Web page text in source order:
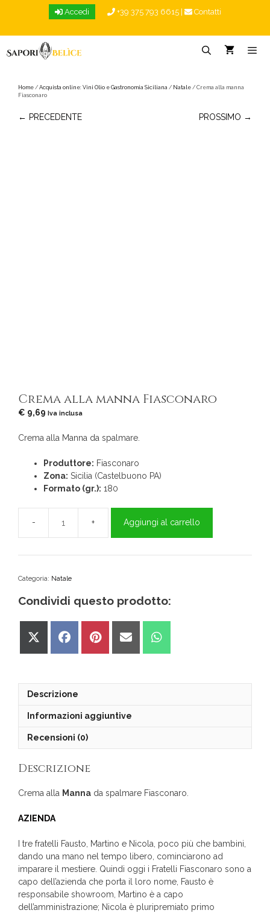
Accedi +39 375 793 6615 Contatti
Home / Acquista online: Vini Olio e Gastronomia Siciliana / Natale / Crema alla manna
Fiasconaro
← PRECEDENTE PROSSIMO →
Crema alla manna Fiasconaro
€ 9,69 Iva inclusa
Crema alla Manna da spalmare.
Produttore: Fiasconaro
Zona: Sicilia (Castelbuono PA)
Formato (gr.): 180
Crema
alla
manna
Aggiungi al carrello
Categoria: Natale
Condividi questo prodotto:
Share
Share
Share
Share
Share
Descrizione
Informazioni aggiuntive
Recensioni (0)
Descrizione
Crema alla Manna da spalmare Fiasconaro.
AZIENDA
I tre fratelli Fausto, Martino e Nicola, poco più che bambini,
dando una mano nel tempo libero, cominciarono ad
imparare il mestiere. Quindi oggi i Fratelli Fiasconaro sono a
capo dell’azienda che porta il loro nome, Fausto è
responsabile showroom, Martino è a capo
dell’amministrazione; Nicola è pluripremiato primo